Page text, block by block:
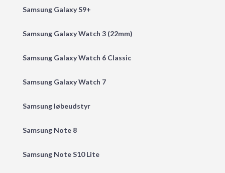
Samsung Galaxy S9+
Samsung Galaxy Watch 3 (22mm)
Samsung Galaxy Watch 6 Classic
Samsung Galaxy Watch 7
Samsung løbeudstyr
Samsung Note 8
Samsung Note S10 Lite